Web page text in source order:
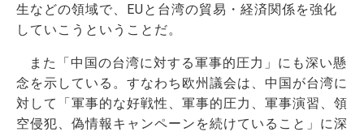
生などの領域で、EUと台湾の貿易・経済関係を強化
していこうということだ。
また「中国の台湾に対する軍事的圧力」にも深い懸
念を示している。すなわち欧州議会は、中国が台湾に
対して「軍事的な好戦性、軍事的圧力、軍事演習、領
空侵犯、偽情報キャンペーンを続けていること」に深